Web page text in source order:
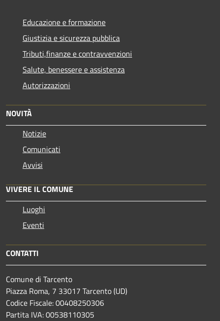
Educazione e formazione
Giustizia e sicurezza pubblica
Tributi,finanze e contravvenzioni
Salute, benessere e assistenza
Autorizzazioni
NOVITÀ
Notizie
Comunicati
Avvisi
VIVERE IL COMUNE
Luoghi
Eventi
CONTATTI
Comune di Tarcento
Piazza Roma, 7 33017 Tarcento (UD)
Codice Fiscale: 00408250306
Partita IVA: 00538110305